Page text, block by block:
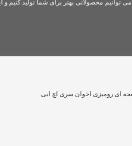
توانیم محصولاتی بهتر برای شما تولید کنیم